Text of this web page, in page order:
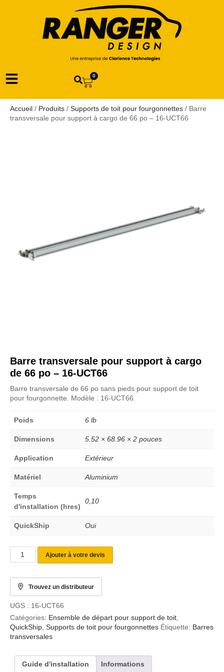
0
Accueil / Produits / Supports de toit pour fourgonnettes / Barre
transversale pour support à cargo de 66 po – 16-UCT66
Barre transversale pour support à cargo
de 66 po – 16-UCT66
Barre transversale de 66 po sans pieds pour support de toit
pour fourgonnette. Modèle : 16-UCT66.
Poids 6 lb
Dimensions 5.52 × 68.96 × 2 pouces
Application Extérieur
Matériel Aluminium
Temps
d'installation (hres)
0,10
QuickShip Oui
Ajouter à votre devis
Trouvez un distributeur
UGS : 16-UCT66
Catégories: Ensemble de départ pour support de toit,
QuickShip, Supports de toit pour fourgonnettes Étiquette: Barres
transversales
Guide d'installation Informations